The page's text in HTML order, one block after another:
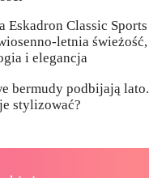
Eskadron Classic Sports
letnia świeżość,
i elegancja
bermudy podbijają lato.
stylizować?